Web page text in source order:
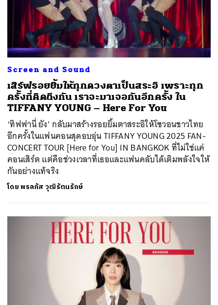
Screen and Sound
เสิร์ฟรอยยิ้มให้ทุกดวงตาเป็นสระอิ เพราะทุก
ครั้งที่คิดถึงกัน เราจะมาเจอกันอีกครั้ง ใน
TIFFANY YOUNG – Here For You
‘ทิฟฟานี่ ยัง’ กลับมาสร้างรอยยิ้มตาสระอิให้โซวอนชาวไทย
อีกครั้งในแฟนคอนสุดอบอุ่น TIFFANY YOUNG 2025 FAN-
CONCERT TOUR [Here for You] IN BANGKOK ที่ไม่ใช่แค่
คอนเสิร์ต แต่คือช่วงเวลาที่เธอและแฟนคลับได้เติมพลังใจให้
กันอย่างแท้จริง
โดยพรลภัส วุฒิรัตนรักษ์